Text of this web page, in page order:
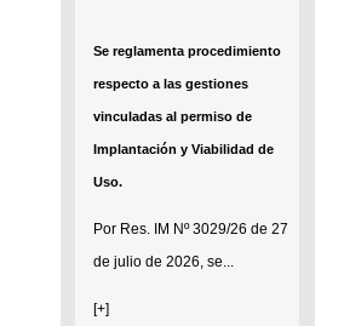
Se reglamenta procedimiento
respecto a las gestiones
vinculadas al permiso de
Implantación y Viabilidad de
Uso.
Por Res. IM Nº 3029/26 de 27
de julio de 2026, se...
[+]